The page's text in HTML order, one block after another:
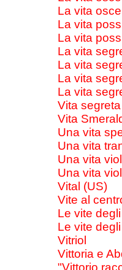
La vita
La vita
La vita
La vita
La vita
La vita
La vita
Vita
Vita
Una vita
Una vita
Una vita
Una vita
Vital (US)
Vite al
Le vite
Le vite
Vitriol
Vittoria e
"Vittorio